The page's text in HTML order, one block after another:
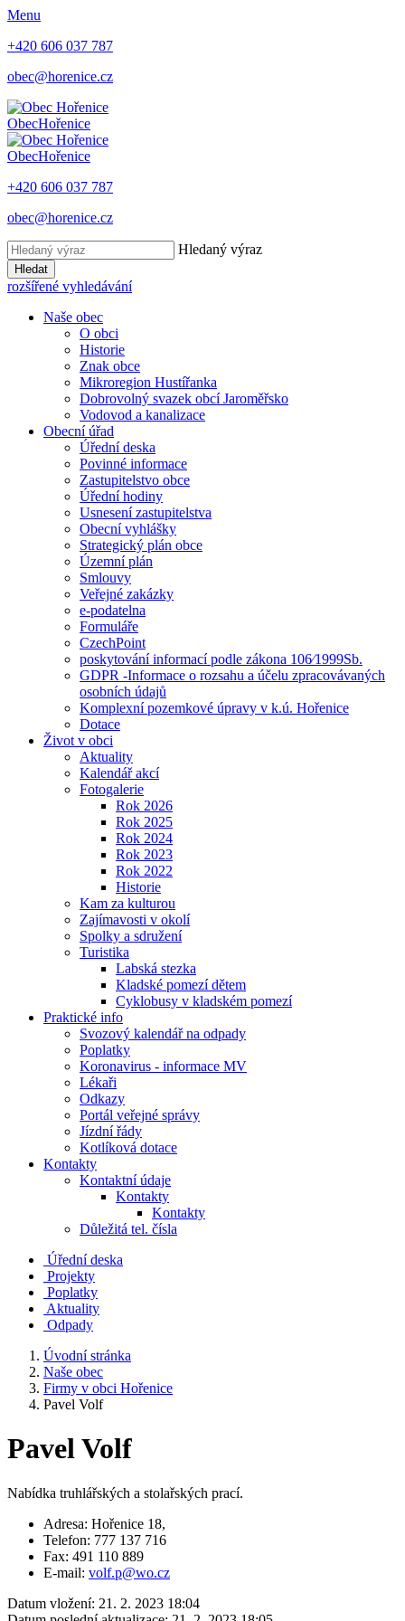
Menu
+420 606 037 787
obec@horenice.cz
ObecHořenice
ObecHořenice
+420 606 037 787
obec@horenice.cz
Hledaný výraz
Hledat
rozšířené vyhledávání
Naše obec
O obci
Historie
Znak obce
Mikroregion Hustířanka
Dobrovolný svazek obcí Jaroměřsko
Vodovod a kanalizace
Obecní úřad
Úřední deska
Povinné informace
Zastupitelstvo obce
Úřední hodiny
Usnesení zastupitelstva
Obecní vyhlášky
Strategický plán obce
Územní plán
Smlouvy
Veřejné zakázky
e-podatelna
Formuláře
CzechPoint
poskytování informací podle zákona 106⁄1999Sb.
GDPR -Informace o rozsahu a účelu zpracovávaných
osobních údajů
Komplexní pozemkové úpravy v k.ú. Hořenice
Dotace
Život v obci
Aktuality
Kalendář akcí
Fotogalerie
Rok 2026
Rok 2025
Rok 2024
Rok 2023
Rok 2022
Historie
Kam za kulturou
Zajímavosti v okolí
Spolky a sdružení
Turistika
Labská stezka
Kladské pomezí dětem
Cyklobusy v kladském pomezí
Praktické info
Svozový kalendář na odpady
Poplatky
Koronavirus - informace MV
Lékaři
Odkazy
Portál veřejné správy
Jízdní řády
Kotlíková dotace
Kontakty
Kontaktní údaje
Kontakty
Kontakty
Důležitá tel. čísla
Úřední deska
Projekty
Poplatky
Aktuality
Odpady
Úvodní stránka
Naše obec
Firmy v obci Hořenice
Pavel Volf
Pavel Volf
Nabídka truhlářských a stolařských prací.
Adresa: Hořenice 18,
Telefon: 777 137 716
Fax: 491 110 889
E-mail: volf.p@wo.cz
Datum vložení: 21. 2. 2023 18:04